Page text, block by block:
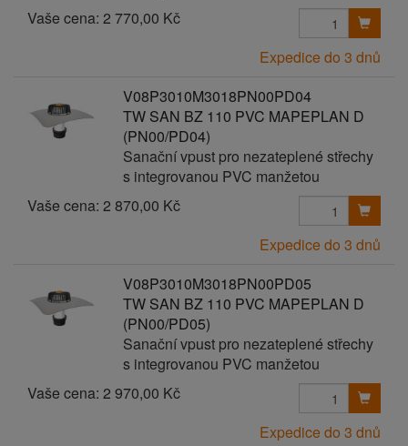
Vaše cena: 2 770,00 Kč
Expedice do 3 dnů
V08P3010M3018PN00PD04
TW SAN BZ 110 PVC MAPEPLAN D
(PN00/PD04)
Sanační vpust pro nezateplené střechy
s integrovanou PVC manžetou
Vaše cena: 2 870,00 Kč
Expedice do 3 dnů
V08P3010M3018PN00PD05
TW SAN BZ 110 PVC MAPEPLAN D
(PN00/PD05)
Sanační vpust pro nezateplené střechy
s integrovanou PVC manžetou
Vaše cena: 2 970,00 Kč
Expedice do 3 dnů